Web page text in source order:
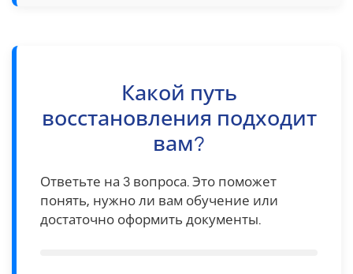
Какой путь
восстановления подходит
вам?
Ответьте на 3 вопроса. Это поможет
понять, нужно ли вам обучение или
достаточно оформить документы.